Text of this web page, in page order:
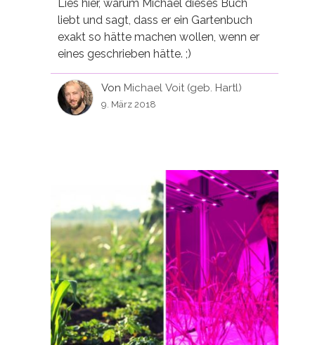
Lies hier, warum Michael dieses Buch
liebt und sagt, dass er ein Gartenbuch
exakt so hätte machen wollen, wenn er
eines geschrieben hätte. ;)
Von Michael Voit (geb. Hartl)
9. März 2018